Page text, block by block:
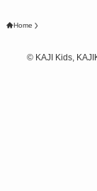
Home
©KAJI Kids,